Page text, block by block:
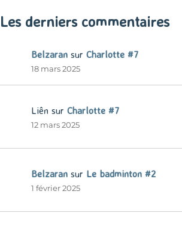
Les derniers commentaires
Belzaran sur Charlotte #7
18 mars 2025
Liên sur Charlotte #7
12 mars 2025
Belzaran sur Le badminton #2
1 février 2025